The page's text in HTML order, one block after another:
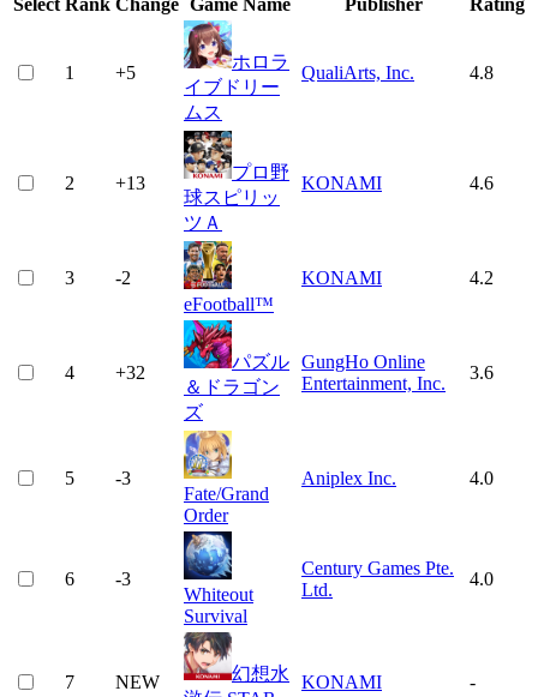
1 +5
ホロラ
イブドリー
ムス
QualiArts, Inc. 4.8
2 +13
プロ野
球スピリッ
ツＡ
KONAMI 4.6
3
-2
eFootball™
KONAMI 4.2
4 +32
パズル
＆ドラゴン
ズ
GungHo Online
Entertainment, Inc.
3.6
5 -3
Fate/Grand
Order
Aniplex Inc. 4.0
6 -3
Whiteout
Survival
Century Games Pte.
Ltd.
4.0
7 NEW
幻想水
KONAMI -